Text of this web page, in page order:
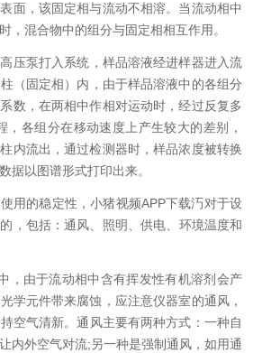
，该固定相与流动不相溶。当流动相中
，混合物中的组分与固定相相互作用。
打入系统，样品溶液经进样器进入流
柱（固定相）内，由于样品溶液中的各组分
，在两相中作相对运动时，经过反复多
，各组分在移动速度上产生较大的差别，
流出，通过检测器时，样品浓度被转换
据以图谱形式打印出来。
稳定性，小猪视频APP下载汅对于设
括：通风、照明、供电、环境温度和
，由于流动相中含有挥发性有机溶剂会产
元件带来腐蚀，应注意仪器室的通风，
空气清新。通风主要有两种方式：一种自
，让内外空气对流;另一种是强制通风，如用通